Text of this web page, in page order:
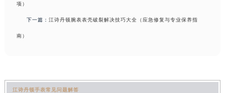
项）
下一篇： 江诗丹顿腕表表壳破裂解决技巧大全（应急修复与专业保养指
南）
江诗丹顿手表常见问题解答